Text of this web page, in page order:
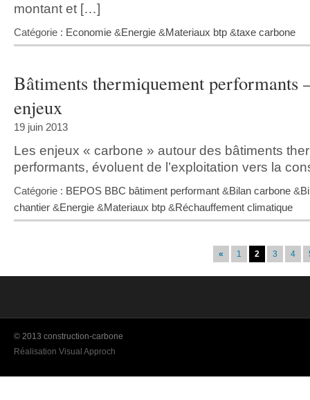
montant et […]
Catégorie : Economie &Energie &Materiaux btp &taxe carbone
Bâtiments thermiquement performants
enjeux
19 juin 2013
Les enjeux « carbone » autour des bâtiments
performants, évoluent de l’exploitation vers la
Catégorie : BEPOS BBC bâtiment performant &Bilan carbone &
chantier &Energie &Materiaux btp &Réchauffement climatique
« 1 2 3 4
© 2013 construction-carbone
Réalisation Visual Approch